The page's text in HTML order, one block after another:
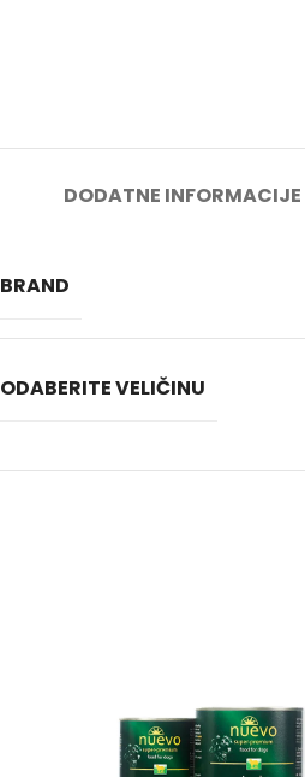
DODATNE INFORMACIJE
BRAND
ODABERITE VELIČINU